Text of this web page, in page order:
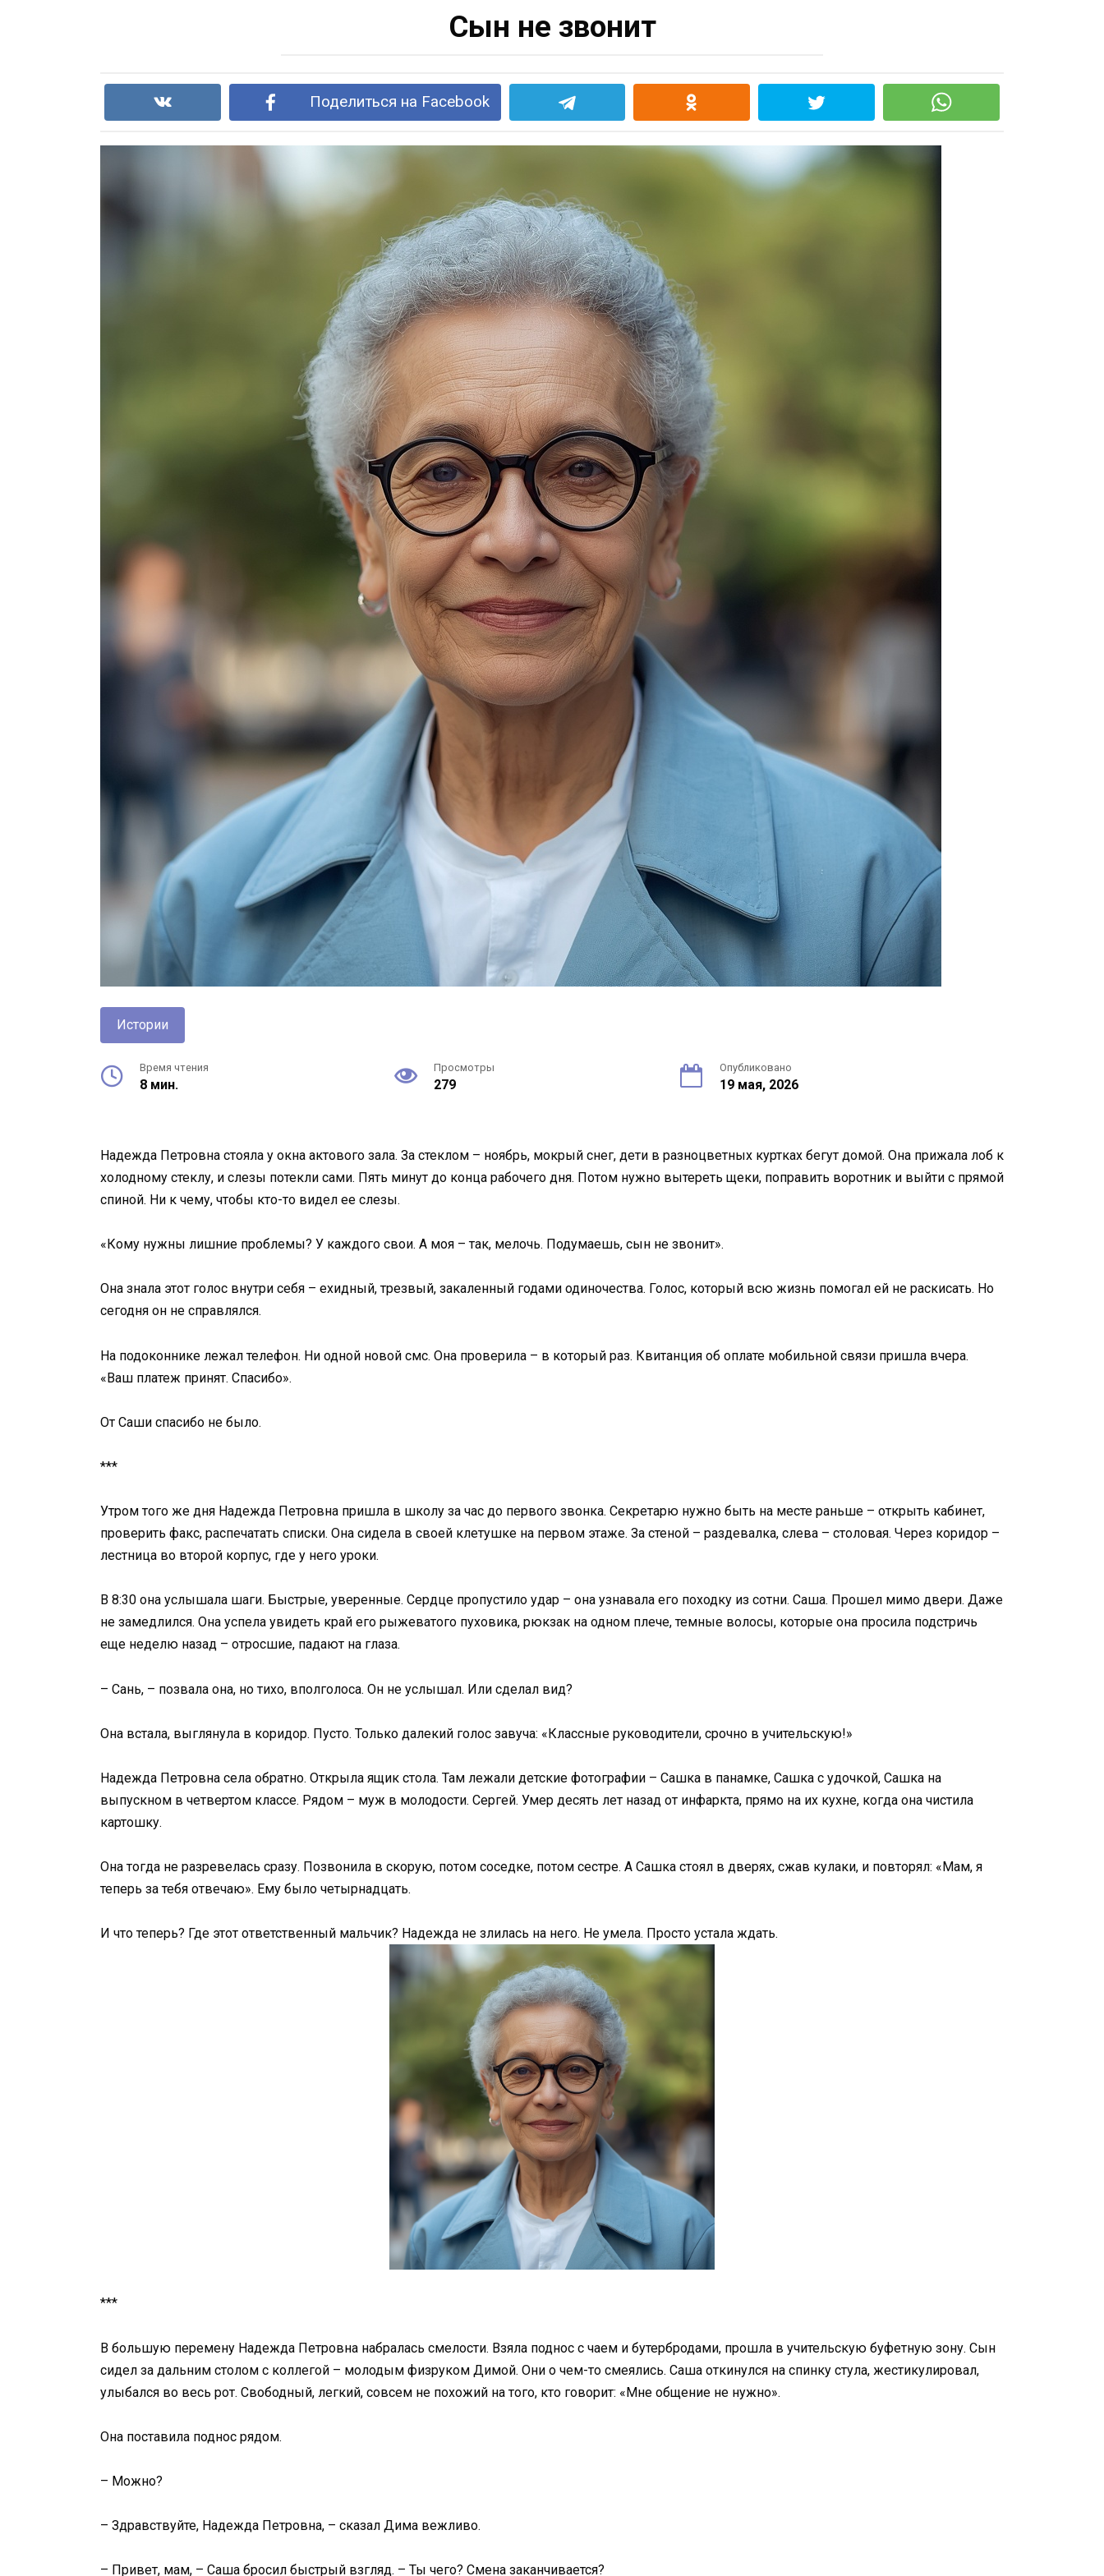
Сын не звонит
Поделиться на Facebook
Истории
Время чтения
8 мин.
Просмотры
279
Опубликовано
19 мая, 2026
Надежда Петровна стояла у окна актового зала. За стеклом – ноябрь, мокрый снег, дети в разноцветных куртках бегут домой. Она прижала лоб к
холодному стеклу, и слезы потекли сами. Пять минут до конца рабочего дня. Потом нужно вытереть щеки, поправить воротник и выйти с прямой
спиной. Ни к чему, чтобы кто-то видел ее слезы.
«Кому нужны лишние проблемы? У каждого свои. А моя – так, мелочь. Подумаешь, сын не звонит».
Она знала этот голос внутри себя – ехидный, трезвый, закаленный годами одиночества. Голос, который всю жизнь помогал ей не раскисать. Но
сегодня он не справлялся.
На подоконнике лежал телефон. Ни одной новой смс. Она проверила – в который раз. Квитанция об оплате мобильной связи пришла вчера.
«Ваш платеж принят. Спасибо».
От Саши спасибо не было.
***
Утром того же дня Надежда Петровна пришла в школу за час до первого звонка. Секретарю нужно быть на месте раньше – открыть кабинет,
проверить факс, распечатать списки. Она сидела в своей клетушке на первом этаже. За стеной – раздевалка, слева – столовая. Через коридор –
лестница во второй корпус, где у него уроки.
В 8:30 она услышала шаги. Быстрые, уверенные. Сердце пропустило удар – она узнавала его походку из сотни. Саша. Прошел мимо двери. Даже
не замедлился. Она успела увидеть край его рыжеватого пуховика, рюкзак на одном плече, темные волосы, которые она просила подстричь
еще неделю назад – отросшие, падают на глаза.
– Сань, – позвала она, но тихо, вполголоса. Он не услышал. Или сделал вид?
Она встала, выглянула в коридор. Пусто. Только далекий голос завуча: «Классные руководители, срочно в учительскую!»
Надежда Петровна села обратно. Открыла ящик стола. Там лежали детские фотографии – Сашка в панамке, Сашка с удочкой, Сашка на
выпускном в четвертом классе. Рядом – муж в молодости. Сергей. Умер десять лет назад от инфаркта, прямо на их кухне, когда она чистила
картошку.
Она тогда не разревелась сразу. Позвонила в скорую, потом соседке, потом сестре. А Сашка стоял в дверях, сжав кулаки, и повторял: «Мам, я
теперь за тебя отвечаю». Ему было четырнадцать.
И что теперь? Где этот ответственный мальчик? Надежда не злилась на него. Не умела. Просто устала ждать.
***
В большую перемену Надежда Петровна набралась смелости. Взяла поднос с чаем и бутербродами, прошла в учительскую буфетную зону. Сын
сидел за дальним столом с коллегой – молодым физруком Димой. Они о чем-то смеялись. Саша откинулся на спинку стула, жестикулировал,
улыбался во весь рот. Свободный, легкий, совсем не похожий на того, кто говорит: «Мне общение не нужно».
Она поставила поднос рядом.
– Можно?
– Здравствуйте, Надежда Петровна, – сказал Дима вежливо.
– Привет, мам, – Саша бросил быстрый взгляд. – Ты чего? Смена заканчивается?